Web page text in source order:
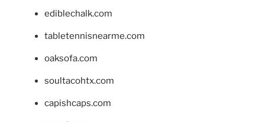
ediblechalk.com
tabletennisnearme.com
oaksofa.com
soultacohtx.com
capishcaps.com